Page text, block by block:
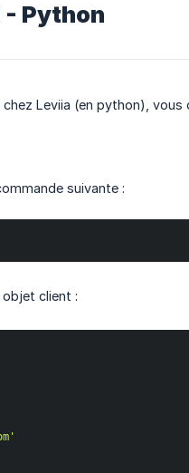
- Python
Leviia (en python), vous
suivante :
client :